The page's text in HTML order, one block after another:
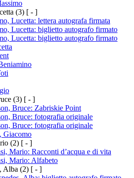
(3) [ - ]
Lucetta: lettera autografa firmata
Lucetta: biglietto autografo firmato
Lucetta: biglietto autografo firmato
(3) [ - ]
Bruce: Zabriskie Point
Bruce: fotografia originale
Bruce: fotografia originale
Giacomo
(2) [ - ]
Mario: Racconti d’acqua e di vita
Mario: Alfabeto
Alba (2) [ - ]